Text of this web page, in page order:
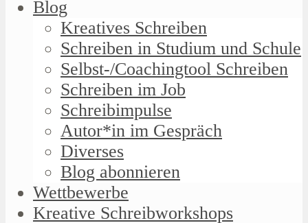
Blog
Kreatives Schreiben
Schreiben in Studium und Schule
Selbst-/Coachingtool Schreiben
Schreiben im Job
Schreibimpulse
Autor*in im Gespräch
Diverses
Blog abonnieren
Wettbewerbe
Kreative Schreibworkshops